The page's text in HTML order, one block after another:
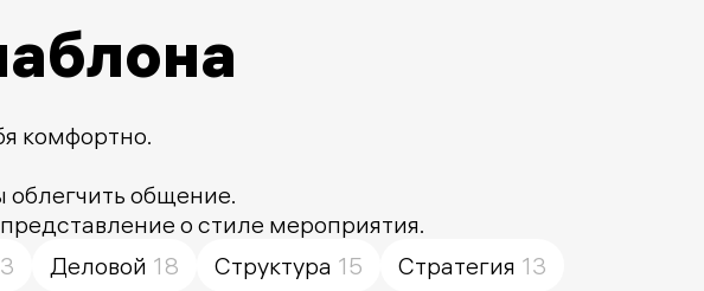
комфортно.
общение.
о стиле мероприятия.
Деловой 18 Структура 15 Стратегия 13